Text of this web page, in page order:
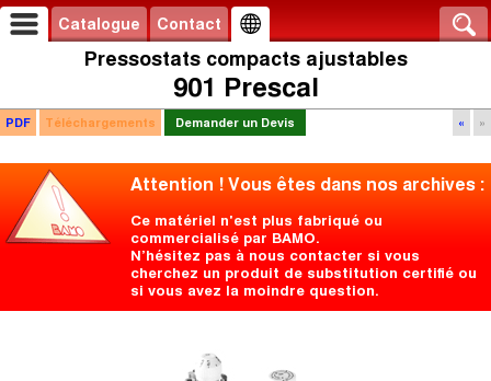
Catalogue Contact
Pressostats compacts ajustables
901 Prescal
« »
PDF Téléchargements Demander un Devis
Attention ! Vous êtes dans nos archives :
Ce matériel n'est plus fabriqué ou
commercialisé par BAMO.
N’hésitez pas à nous contacter si vous
cherchez un produit de substitution certifié ou
si vous avez la moindre question.